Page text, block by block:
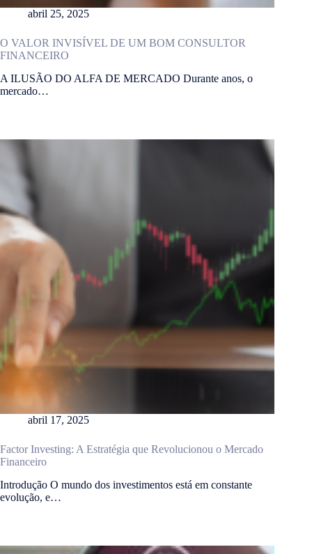
abril 25, 2025
O VALOR INVISÍVEL DE UM BOM CONSULTOR
FINANCEIRO
A ILUSÃO DO ALFA DE MERCADO Durante anos, o
mercado…
abril 17, 2025
Factor Investing: A Estratégia que Revolucionou o Mercado
Financeiro
Introdução O mundo dos investimentos está em constante
evolução, e…